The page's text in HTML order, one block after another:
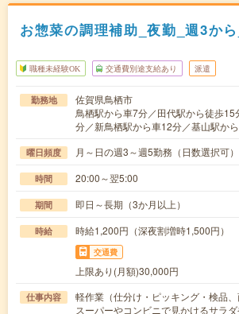
お惣菜の調理補助_夜勤_週3か
職種未経験OK 交通費別途支給あり 派遣
勤務地
佐賀県鳥栖市
鳥栖駅から車7分／田代駅から徒歩
分／新鳥栖駅から車12分／基山駅か
曜日頻度 月～日の週3～週5勤務（日数選択可）
時間 20:00～翌5:00
期間 即日～長期（3か月以上）
時給 時給1,200円（深夜割増時1,500円）
交通費
上限あり(月額)30,000円
仕事内容
軽作業（仕分け・ピッキング・検品、
スーパーやコンビニで見かけるサラ